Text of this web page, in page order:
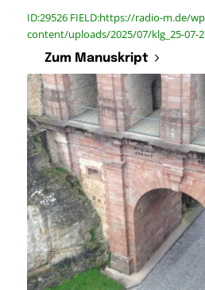
ID:29526 FIELD:https://radio-m.de/
content/uploads/2025/07/klg_25-07-
Zum Manuskript